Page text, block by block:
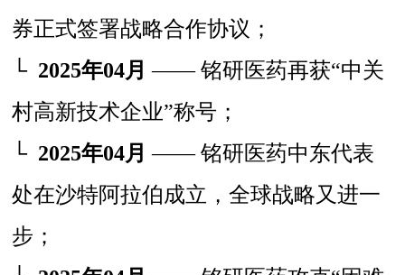
券正式签署战略合作协议；
└ 2025年04月 —— 铭研医药再获“中关
村高新技术企业”称号；
└ 2025年04月 —— 铭研医药中东代表
处在沙特阿拉伯成立，全球战略又进一
步；